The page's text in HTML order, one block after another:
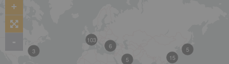
3
5
5
6
15
103
+